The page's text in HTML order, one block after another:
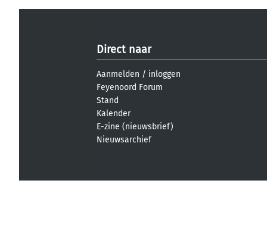
Direct naar
Aanmelden / inloggen
Feyenoord Forum
Stand
Kalender
E-zine (nieuwsbrief)
Nieuwsarchief